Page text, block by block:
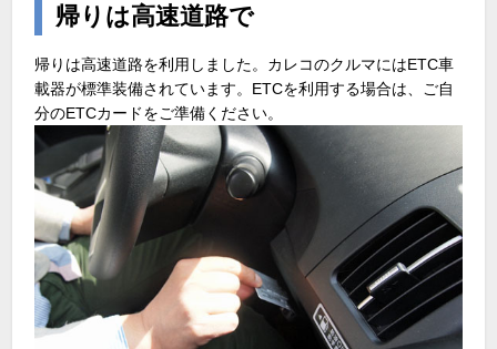
帰りは高速道路で
帰りは高速道路を利用しました。カレコのクルマにはETC車
載器が標準装備されています。ETCを利用する場合は、ご自
分のETCカードをご準備ください。